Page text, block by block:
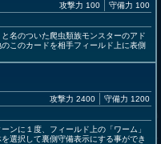
攻撃力 100 守備力 100
名のついた爬虫類族モンスターのアド
このカードを相手フィールド上に表側
攻撃力 2400 守備力 1200
ンに１度、フィールド上の「ワーム」
選択して裏側守備表示にする事ができ